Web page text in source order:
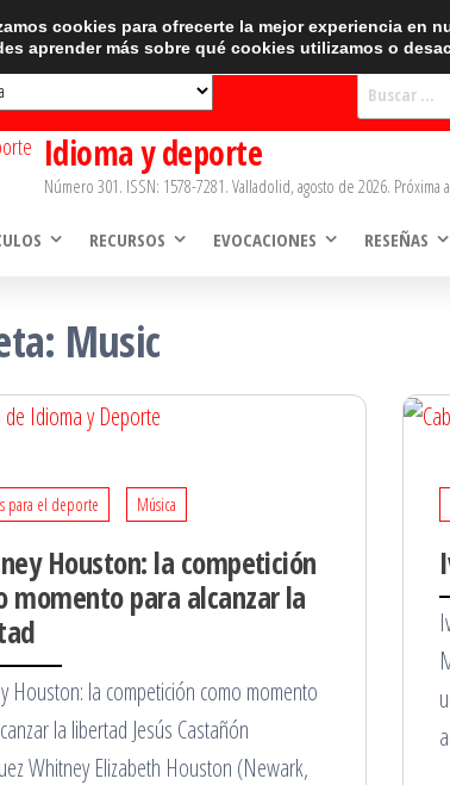
Idioma y deporte
Número 301. ISSN: 1578-7281. Valladolid, agosto de 2026.
RECURSOS EVOCACIONES RESEÑAS
Music
para el deporte Música
Houston: la competición
momento para alcanzar la
Houston: la competición como momento
la libertad Jesús Castañón
Whitney Elizabeth Houston (Newark,
cookies para ofrecerte la mejor experiencia en
aprender más sobre qué cookies utilizamos o